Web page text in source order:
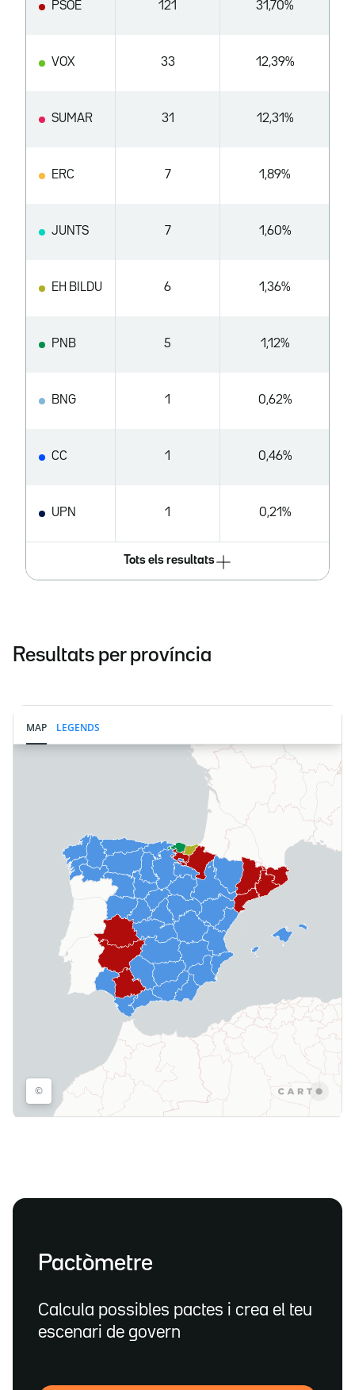
PSOE 121 31,70%
VOX 33 12,39%
SUMAR 31 12,31%
ERC 7 1,89%
JUNTS 7 1,60%
EH BILDU 6 1,36%
PNB 5 1,12%
BNG 1 0,62%
CC 1 0,46%
UPN 1 0,21%
Tots els resultats
Resultats per província
Pactòmetre
Calcula possibles pactes i crea el teu
escenari de govern